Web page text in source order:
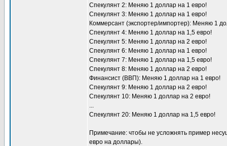
Спекулянт 2: Меняю 1 доллар на 1 евро!
Спекулянт 3: Меняю 1 доллар на 1 евро!
Коммерсант (экспортер/импортер): Меняю 1
Спекулянт 4: Меняю 1 доллар на 1,5 евро!
Спекулянт 5: Меняю 1 доллар на 2 евро!
Спекулянт 6: Меняю 1 доллар на 1 евро!
Спекулянт 7: Меняю 1 доллар на 1,5 евро!
Спекулянт 8: Меняю 1 доллар на 2 евро!
Финансист (ВВП): Меняю 1 доллар на 1 евро!
Спекулянт 9: Меняю 1 доллар на 2 евро!
Спекулянт 10: Меняю 1 доллар на 2 евро!
...
Спекулянт 20: Меняю 1 доллар на 1,5 евро!
Примечание: чтобы не усложнять пример
евро на доллары).